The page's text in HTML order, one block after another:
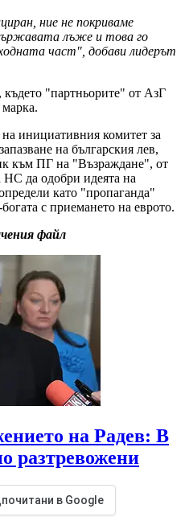
ние не покриваме
лъже и това го
част", добави лидерът
"партньорите" от АзГ
на инициативния комитет за
на българския лев,
към ПГ на "Възраждане", от
НС да одобри идеята на
като "пропаганда"
с приемането на еврото.
файл
на Радев: В
разтревожени
в Google